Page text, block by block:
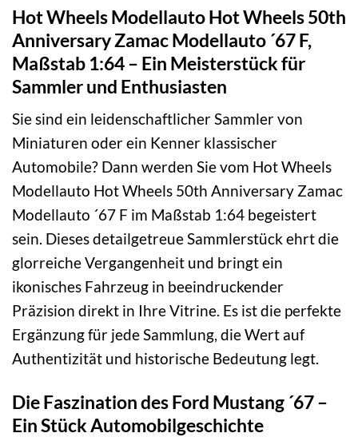
Hot Wheels Modellauto Hot Wheels 50th
Anniversary Zamac Modellauto ´67 F,
Maßstab 1:64 – Ein Meisterstück für
Sammler und Enthusiasten
Sie sind ein leidenschaftlicher Sammler von
Miniaturen oder ein Kenner klassischer
Automobile? Dann werden Sie vom Hot Wheels
Modellauto Hot Wheels 50th Anniversary Zamac
Modellauto ´67 F im Maßstab 1:64 begeistert
sein. Dieses detailgetreue Sammlerstück ehrt die
glorreiche Vergangenheit und bringt ein
ikonisches Fahrzeug in beeindruckender
Präzision direkt in Ihre Vitrine. Es ist die perfekte
Ergänzung für jede Sammlung, die Wert auf
Authentizität und historische Bedeutung legt.
Die Faszination des Ford Mustang ´67 –
Ein Stück Automobilgeschichte